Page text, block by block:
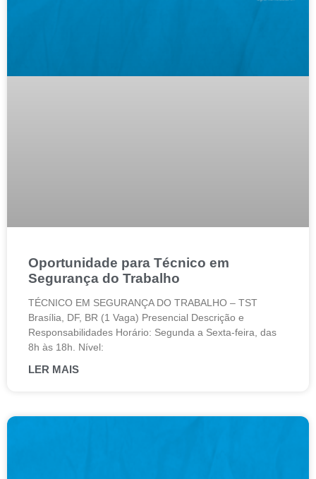
Oportunidade para Técnico em
Segurança do Trabalho
TÉCNICO EM SEGURANÇA DO TRABALHO – TST
Brasília, DF, BR (1 Vaga) Presencial Descrição e
Responsabilidades Horário: Segunda a Sexta-feira, das
8h às 18h. Nível:
LER MAIS